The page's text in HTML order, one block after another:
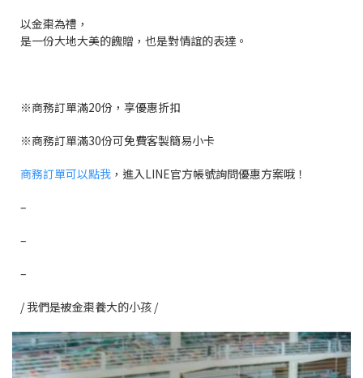
以金棗為禮，
是一份大地大美的餽贈，也是對情誼的表達。
※商務訂單滿20份，享優惠折扣
※商務訂單滿30份可免費客製簡易小卡
商務訂單可以點我 ，進入LINE官方帳號詢問優惠方案哦！
–
–
–
/ 我們是被金棗養大的小孩 /